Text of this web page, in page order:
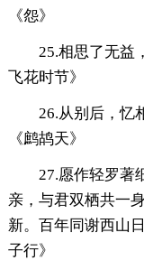
《怨》
25.相思了无益
飞花时节》
26.从别后，
《鹧鸪天》
27.愿作轻罗著
亲，与君双栖共一
新。百年同谢西山
子行》